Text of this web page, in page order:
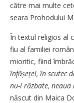
către mai multe
seara Prohodului
În textul religios al
fiu al familiei
mioritic, fiind
înfășețel, în scutec
nu-l răzbate, neaua
născut din Maica